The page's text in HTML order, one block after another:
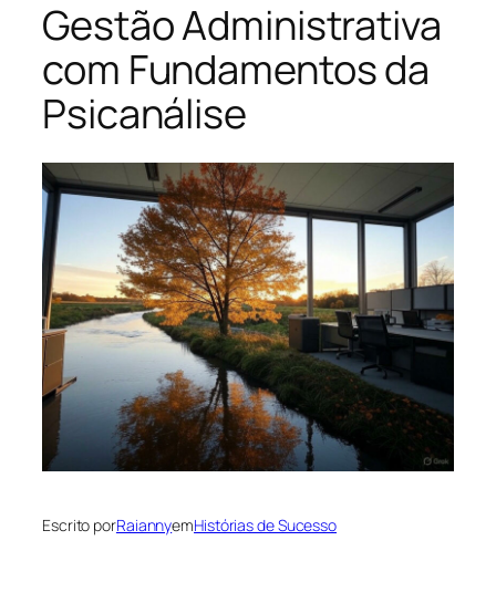
Gestão Administrativa
com Fundamentos da
Psicanálise
Escrito porRaiannyemHistórias de Sucesso